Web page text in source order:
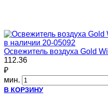
в наличии 20-05092
Освежитель воздуха Gold
112.36
₽
мин.
В КОРЗИНУ